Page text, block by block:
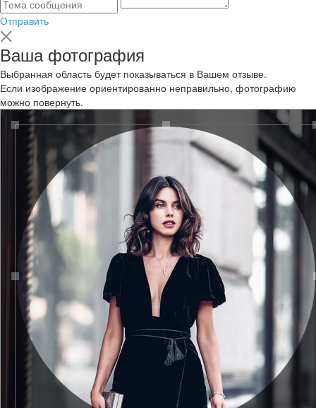
Отправить
Ваша фотография
Выбранная область будет показываться в Вашем отзыве.
Если изображение ориентированно неправильно, фотографию
можно повернуть.